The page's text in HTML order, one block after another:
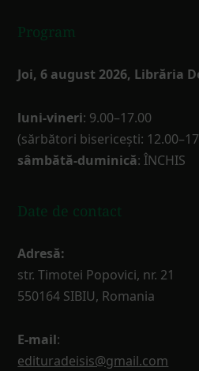
Program
Joi, 6 august 2026, Librăria
luni-vineri: 9.00–17.00
(sărbători bisericești:
sâmbătă-duminică: ÎNCHIS
Date de contact
Adresă:
str. Timotei Popovici, nr. 21
550164 SIBIU, Romania
E-mail:
edituradeisis@gmail.com